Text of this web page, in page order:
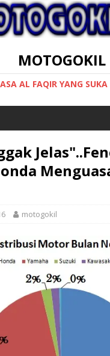
MOTOGOKIL
AL FAQIR YANG
motogokil